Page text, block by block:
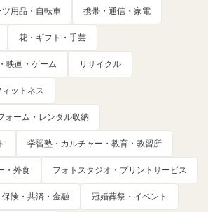
ツ用品・自転車 携帯・通信・家電
花・ギフト・手芸
映画・ゲーム リサイクル
ットネス
ォーム・レンタル収納
学習塾・カルチャー・教育・教習所
・外食 フォトスタジオ・プリントサービス
保険・共済・金融 冠婚葬祭・イベント